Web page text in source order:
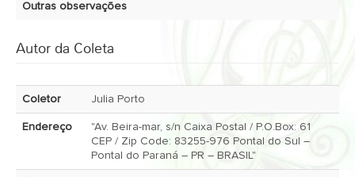
Outras observações
Autor da Coleta
Coletor Julia Porto
Endereço
"Av. Beira-mar, s/n Caixa Postal / P.O.Box: 61
CEP / Zip Code: 83255-976 Pontal do Sul –
Pontal do Paraná – PR – BRASIL"